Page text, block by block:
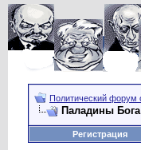
Политический форум
Паладины Бога
Регистрация